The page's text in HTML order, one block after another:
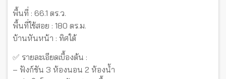
พื้นที่ : 66.1 ตร.ว.
พื้นที่ใช้สอย : 180 ตร.ม.
บ้านหันหน้า : ทิศใต้
✅ รายละเอียดเบื้องต้น :
– ฟังก์ชัน 3 ห้องนอน 2 ห้องน้ำ